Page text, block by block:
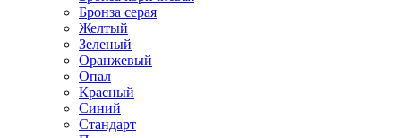
Бронза серая
Желтый
Зеленый
Оранжевый
Опал
Красный
Синий
Стандарт